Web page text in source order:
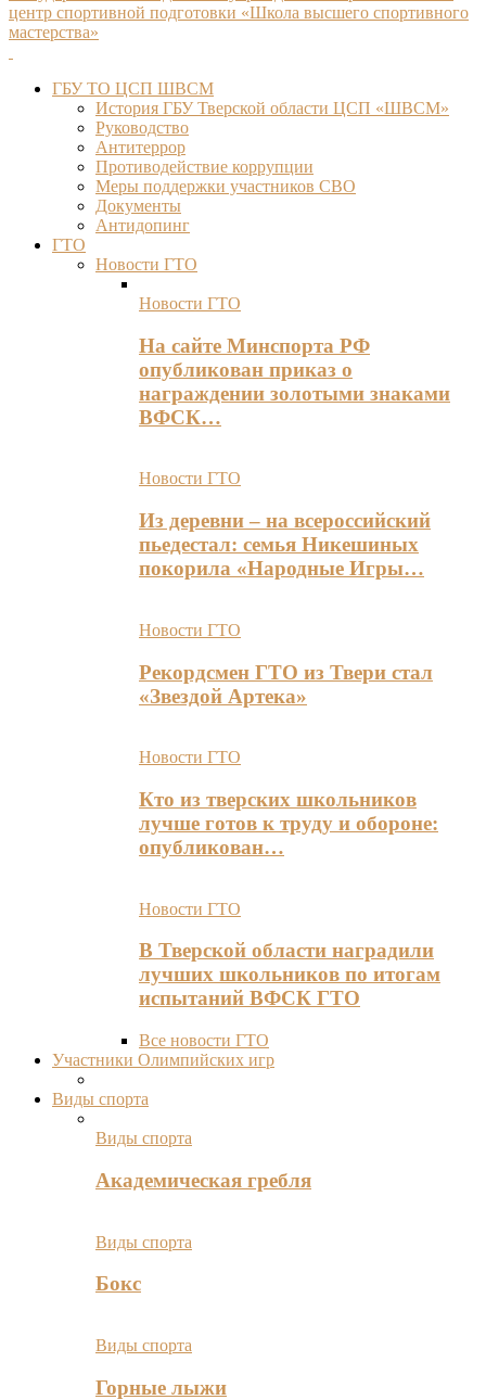
центр спортивной подготовки «Школа высшего спортивного
мастерства»
ГБУ ТО ЦСП ШВСМ
История ГБУ Тверской области ЦСП «ШВСМ»
Руководство
Антитеррор
Противодействие коррупции
Меры поддержки участников СВО
Документы
Антидопинг
ГТО
Новости ГТО
Новости ГТО
На сайте Минспорта РФ
опубликован приказ о
награждении золотыми знаками
ВФСК…
Новости ГТО
Из деревни – на всероссийский
пьедестал: семья Никешиных
покорила «Народные Игры…
Новости ГТО
Рекордсмен ГТО из Твери стал
«Звездой Артека»
Новости ГТО
Кто из тверских школьников
лучше готов к труду и обороне:
опубликован…
Новости ГТО
В Тверской области наградили
лучших школьников по итогам
испытаний ВФСК ГТО
Все новости ГТО
Участники Олимпийских игр
Виды спорта
Виды спорта
Академическая гребля
Виды спорта
Бокс
Виды спорта
Горные лыжи